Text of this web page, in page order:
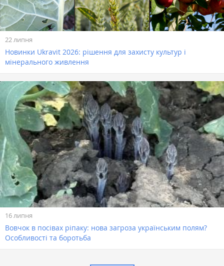
22 липня
Новинки Ukravit 2026: рішення для захисту культур і
мінерального живлення
16 липня
Вовчок в посівах ріпаку: нова загроза українським полям?
Особливості та боротьба